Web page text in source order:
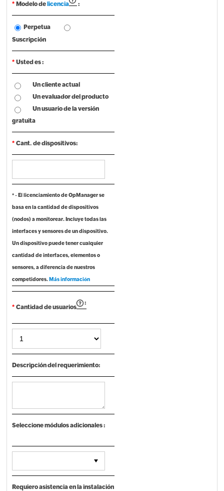
* Modelo delicencia :
Perpetua
Suscripción
*Usted es :
Un cliente actual
Un evaluador del producto
Un usuario de la versión
gratuita
*Cant. de dispositivos:
* - El licenciamiento de OpManager se
basa en la cantidad de dispositivos
(nodos) a monitorear. Incluye todas las
interfaces y sensores de un dispositivo.
Un dispositivo puede tener cualquier
cantidad de interfaces, elementos o
sensores, a diferencia de nuestros
competidores. Más información
*Cantidad de usuarios
:
Descripción del requerimiento:
Seleccione módulos adicionales :
Requiero asistencia en la instalación